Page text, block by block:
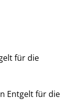
für die
Entgelt für die